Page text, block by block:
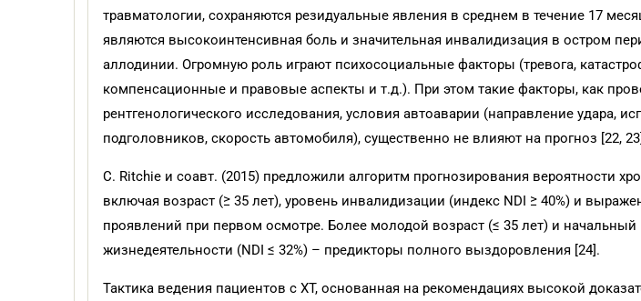
травматологии, сохраняются резидуальные явления в среднем в течение 17
являются высокоинтенсивная боль и значительная инвалидизация в остром
аллодинии. Огромную роль играют психосоциальные факторы (тревога,
компенсационные и правовые аспекты и т.д.). При этом такие факторы, как
рентгенологического исследования, условия автоаварии (направление удара,
подголовников, скорость автомобиля), существенно не влияют на прогноз [22,
C. Ritchie и соавт. (2015) предложили алгоритм прогнозирования вероятности
включая возраст (≥ 35 лет), уровень инвалидизации (индекс NDI ≥ 40%) и
проявлений при первом осмотре. Более молодой возраст (≤ 35 лет) и
жизнедеятельности (NDI ≤ 32%) – предикторы полного выздоровления [24].
Тактика ведения пациентов с ХТ, основанная на рекомендациях высокой